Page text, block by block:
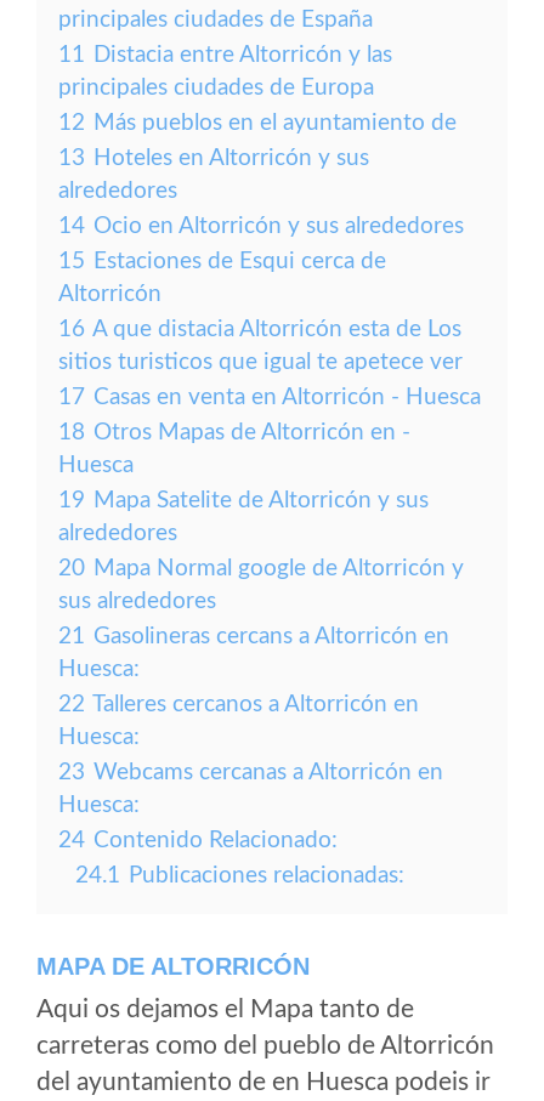
principales ciudades de España
11 Distacia entre Altorricón y las
principales ciudades de Europa
12 Más pueblos en el ayuntamiento de
13 Hoteles en Altorricón y sus
alrededores
14 Ocio en Altorricón y sus alrededores
15 Estaciones de Esqui cerca de
Altorricón
16 A que distacia Altorricón esta de Los
sitios turisticos que igual te apetece ver
17 Casas en venta en Altorricón - Huesca
18 Otros Mapas de Altorricón en -
Huesca
19 Mapa Satelite de Altorricón y sus
alrededores
20 Mapa Normal google de Altorricón y
sus alrededores
21 Gasolineras cercans a Altorricón en
Huesca:
22 Talleres cercanos a Altorricón en
Huesca:
23 Webcams cercanas a Altorricón en
Huesca:
24 Contenido Relacionado:
24.1 Publicaciones relacionadas:
MAPA DE ALTORRICÓN
Aqui os dejamos el Mapa tanto de
carreteras como del pueblo de Altorricón
del ayuntamiento de en Huesca podeis ir